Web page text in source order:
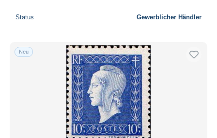
Wohnsitz des Verkäufers
Übernehmen
Status Gewerblicher Händler
Neu